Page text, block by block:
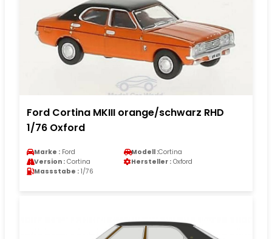
Ford Cortina MKIII orange/schwarz RHD
1/76 Oxford
Marke : Ford Modell :Cortina
Version : Cortina Hersteller : Oxford
Massstabe : 1/76